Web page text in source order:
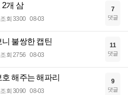
2개 삼
조회 3300 08-03
7
댓글
불쌍한 캡틴
조회 2756 08-03
11
댓글
해주는 해파리
조회 3090 08-03
9
댓글